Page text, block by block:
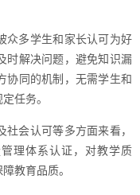
众多学生和家长认可为好
时解决问题，避免知识漏
协同的机制，无需学生和
任务。
会认可等多方面来看，
理体系认证，对教学质
教育品质。